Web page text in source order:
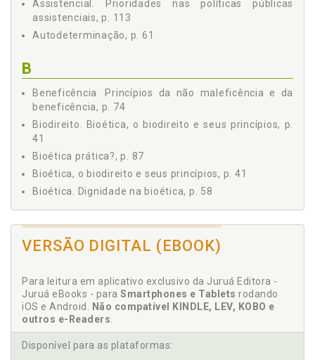
REFERÊNCIAS, p. 125
Assistencial. Prioridades nas políticas públicas
assistenciais, p. 113
Autodeterminação, p. 61
B
Beneficência. Princípios da não maleficência e da
beneficência, p. 74
Biodireito. Bioética, o biodireito e seus princípios, p.
41
Bioética prática?, p. 87
Bioética, o biodireito e seus princípios, p. 41
Bioética. Dignidade na bioética, p. 58
C
Clientelismo e patrimonialismo, p. 114
Considerações finais, p. 123
Constitucional. Proteção constitucional dos direitos
sociais, p. 15
Construção do Estado social, p. 15
Custo-benefício. Relação custo-benefício, p. 116
VERSÃO DIGITAL (EBOOK)
Para leitura em aplicativo exclusivo da Juruá Editora -
Juruá eBooks - para Smartphones e Tablets rodando
iOS e Android. Não compatível KINDLE, LEV, KOBO e
outros e-Readers.
Disponível para as plataformas: